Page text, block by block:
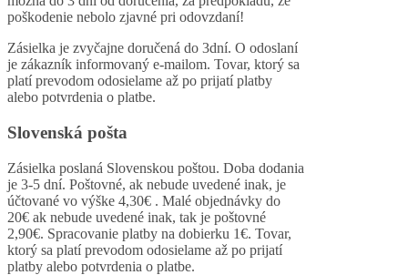
poškodenie nebolo zjavné pri odovzdaní!
Zásielka je zvyčajne doručená do 3dní. O odoslaní
je zákazník informovaný e-mailom. Tovar, ktorý sa
platí prevodom odosielame až po prijatí platby
alebo potvrdenia o platbe.
Slovenská pošta
Zásielka poslaná Slovenskou poštou. Doba dodania
je 3-5 dní. Poštovné, ak nebude uvedené inak, je
účtované vo výške 4,30€ . Malé objednávky do
20€ ak nebude uvedené inak, tak je poštovné
2,90€. Spracovanie platby na dobierku 1€. Tovar,
ktorý sa platí prevodom odosielame až po prijatí
platby alebo potvrdenia o platbe.